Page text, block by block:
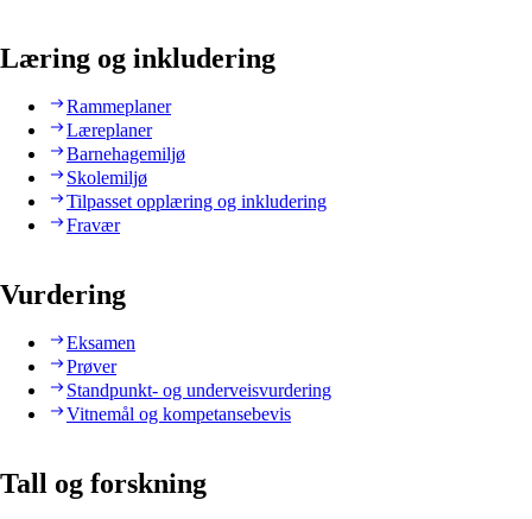
Læring og inkludering
Rammeplaner
Læreplaner
Barnehagemiljø
Skolemiljø
Tilpasset opplæring og inkludering
Fravær
Vurdering
Eksamen
Prøver
Standpunkt- og underveisvurdering
Vitnemål og kompetansebevis
Tall og forskning